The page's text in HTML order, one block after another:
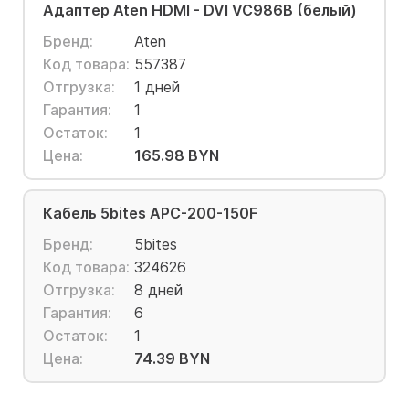
Адаптер Aten HDMI - DVI VC986B (белый)
Бренд:
Aten
Код товара: 557387
Отгрузка:
1 дней
Гарантия:
1
Остаток:
1
Цена:
165.98 BYN
Кабель 5bites APC-200-150F
Бренд:
5bites
Код товара: 324626
Отгрузка:
8 дней
Гарантия:
6
Остаток:
1
Цена:
74.39 BYN